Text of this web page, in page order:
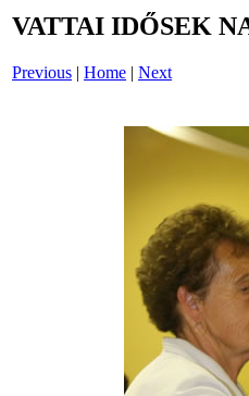
VATTAI IDŐSEK
Previous | Home | Next